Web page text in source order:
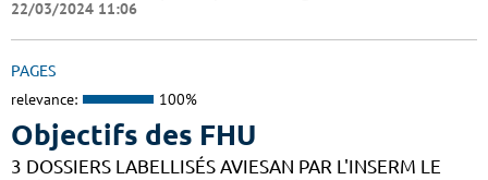
22/03/2024 11:06
PAGES
relevance: 100%
Objectifs des FHU
3 DOSSIERS LABELLISÉS AVIESAN PAR L'INSERM LE